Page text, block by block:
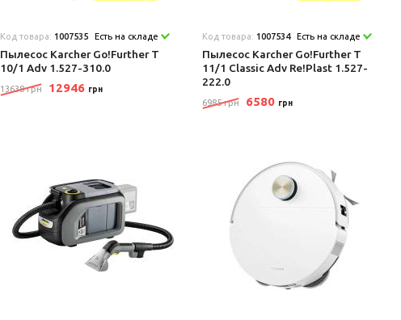
Код товара: 1007535 Есть на складе
Пылесос Karcher Go!Further T
10/1 Adv 1.527-310.0
13638 грн 12946 грн
Код товара: 1007534 Есть на складе
Пылесос Karcher Go!Further T
11/1 Classic Adv Re!Plast 1.527-
222.0
6985 грн 6580 грн